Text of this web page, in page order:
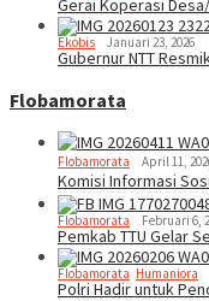
Gerai Koperasi
Ekobis Januari 23, 2026
Gubernur NTT
Flobamorata
Flobamorata April 11,
Komisi Informasi
Flobamorata Februari 6,
Pemkab TTU Gelar
Flobamorata Humaniora
Polri Hadir untuk